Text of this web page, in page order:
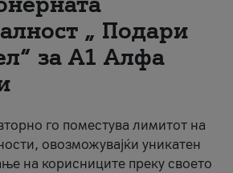
„ Подари
за А1 Алфа
го поместува лимитот на
овозможувајќи уникатен
на корисниците преку своето